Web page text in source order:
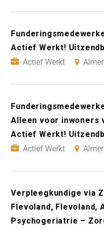
Actief Werkt!
Actief Werkt
Alleen voor inwoners
Actief Werkt!
Actief Werkt
Verpleegkundige via
Flevoland, Flevoland,
Psychogeriatrie –